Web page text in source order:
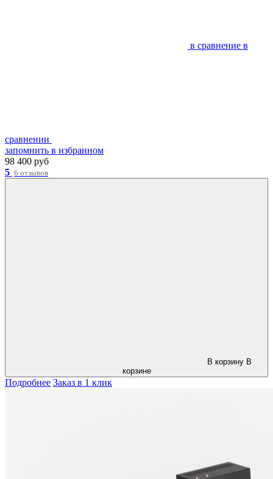
в сравнение в
сравнении
запомнить в избранном
98 400 руб
5 6 отзывов
В корзину В
корзине
Подробнее Заказ в 1 клик